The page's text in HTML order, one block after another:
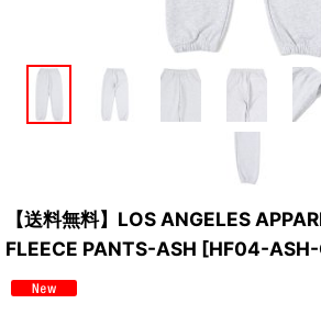
【送料無料】LOS ANGELES
FLEECE PANTS-ASH [HF04-ASH-